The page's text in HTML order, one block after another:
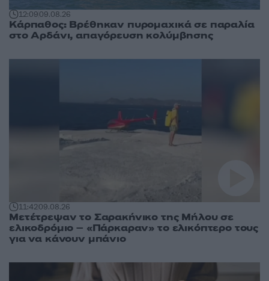
12:0909.08.26
Κάρπαθος: Βρέθηκαν πυρομαχικά σε παραλία
στο Αρδάνι, απαγόρευση κολύμβησης
11:4209.08.26
Μετέτρεψαν το Σαρακήνικο της Μήλου σε
ελικοδρόμιο – «Πάρκαραν» το ελικόπτερο τους
για να κάνουν μπάνιο